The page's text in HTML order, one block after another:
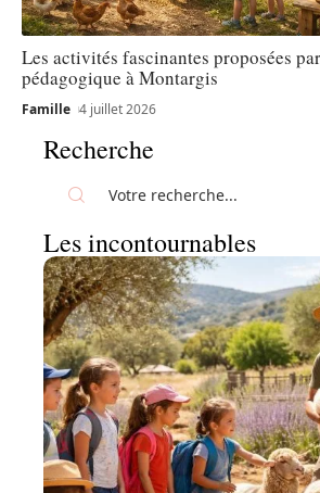
Les activités fascinantes proposées
pédagogique à Montargis
Famille 4 juillet 2026
Recherche
Les incontournables